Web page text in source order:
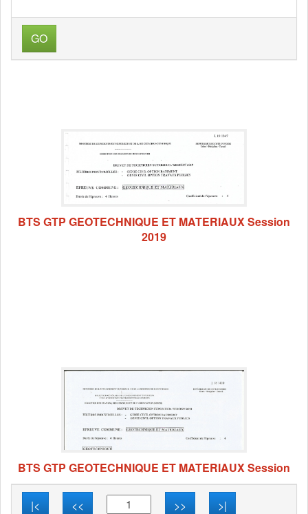
GO
BTS GTP GEOTECHNIQUE ET MATERIAUX Session
2019
BTS GTP GEOTECHNIQUE ET MATERIAUX Session
|< << >> >|